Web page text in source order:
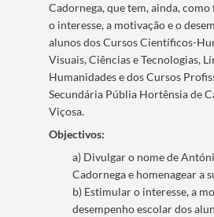
Cadornega, que tem, ainda,
o interesse, a motivação e o
alunos dos Cursos Científicos-
Visuais, Ciências e Tecnologias,
Humanidades e dos Cursos
Secundária Públia Hortênsia de
Viçosa.
Objectivos:
a) Divulgar o nome de
Cadornega e homenagear a
b) Estimular o interesse, a
desempenho escolar dos